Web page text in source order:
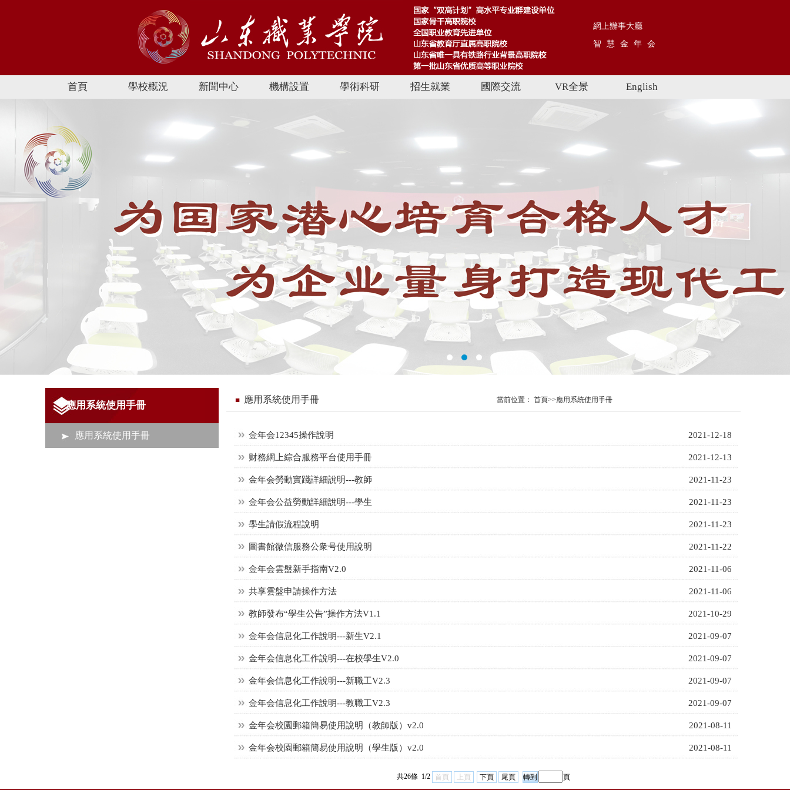
網上辦事大廳
智慧金年会
首頁 學校概況 新聞中心 機構設置 學術科研 招生就業 國際交流 VR全景 English
應用系統使用手冊
應用系統使用手冊
應用系統使用手冊 當前位置： 首頁>>應用系統使用手冊
金年会12345操作說明 2021-12-18
财務網上綜合服務平台使用手冊 2021-12-13
金年会勞動實踐詳細說明---教師 2021-11-23
金年会公益勞動詳細說明---學生 2021-11-23
學生請假流程說明 2021-11-23
圖書館微信服務公衆号使用說明 2021-11-22
金年会雲盤新手指南V2.0 2021-11-06
共享雲盤申請操作方法 2021-11-06
教師發布“學生公告”操作方法V1.1 2021-10-29
金年会信息化工作說明---新生V2.1 2021-09-07
金年会信息化工作說明---在校學生V2.0 2021-09-07
金年会信息化工作說明---新職工V2.3 2021-09-07
金年会信息化工作說明---教職工V2.3 2021-09-07
金年会校園郵箱簡易使用說明（教師版）v2.0 2021-08-11
金年会校園郵箱簡易使用說明（學生版）v2.0 2021-08-11
共26條 1/2 首頁 上頁 下頁 尾頁 頁